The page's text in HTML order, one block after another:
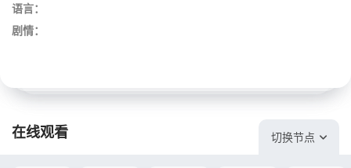
语言：
剧情：
在线观看 切换节点